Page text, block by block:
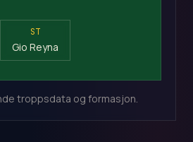
ST
Gio Reyna
troppsdata og formasjon.